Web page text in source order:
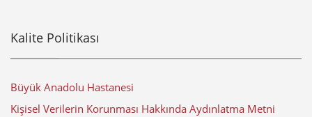
Kalite Politikası
Büyük Anadolu Hastanesi
Kişisel Verilerin Korunması Hakkında Aydınlatma Metni